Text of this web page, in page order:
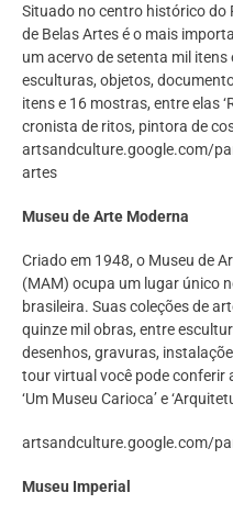
Situado no centro histórico do
de Belas Artes é o mais
um acervo de setenta mil
esculturas, objetos,
itens e 16 mostras, entre elas
cronista de ritos, pintora de
artsandculture.google.com/
artes
Museu de Arte Moderna
Criado em 1948, o Museu de
(MAM) ocupa um lugar único
brasileira. Suas coleções de
quinze mil obras, entre
desenhos, gravuras,
tour virtual você pode conferir
‘Um Museu Carioca’ e
artsandculture.google.com/
Museu Imperial